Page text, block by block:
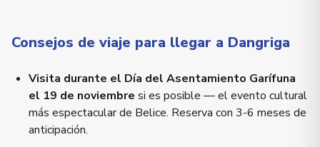
Consejos de viaje para llegar a Dangriga
Visita durante el Día del Asentamiento Garífuna
el 19 de noviembre si es posible — el evento cultural
más espectacular de Belice. Reserva con 3-6 meses de
anticipación.